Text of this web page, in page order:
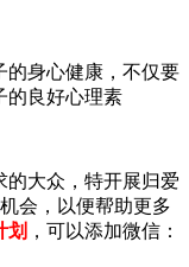
身心健康，不仅要
的良好心理素
大众，特开展归爱
机会，以便帮助更多
划 ，可以添加微信：